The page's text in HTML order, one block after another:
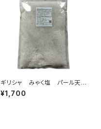
ギリシャ みゃく塩 パール天日
塩 【あら塩】1kg
¥1,700